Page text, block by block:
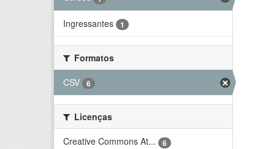
Ingressantes 1
Formatos
CSV
6
Licenças
Creative Commons At...
6